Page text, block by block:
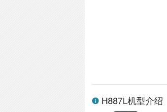
H887L机型介绍